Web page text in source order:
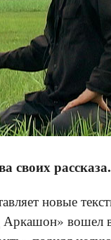
своих
новые
вошел